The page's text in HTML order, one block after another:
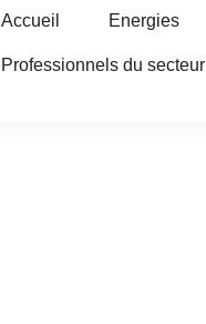
Accueil Energies
Professionnels du secteur